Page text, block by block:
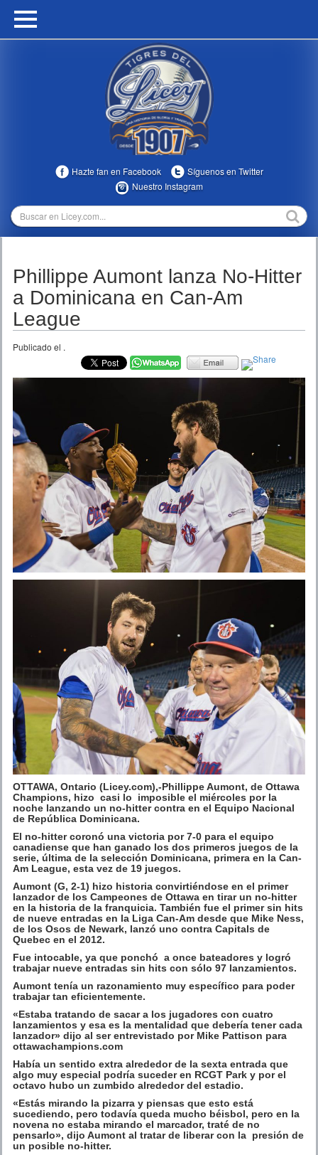
HOME
MULTIMEDIA
TEMPORADAS
Hazte fan en Facebook
Síguenos en Twitter
Nuestro Instagram
Phillippe Aumont lanza No-Hitter
a Dominicana en Can-Am
League
Publicado el .
OTTAWA, Ontario (Licey.com),-Phillippe Aumont, de Ottawa
Champions, hizo casi lo imposible el miércoles por la
noche lanzando un no-hitter contra en el Equipo Nacional
de República Dominicana.
El no-hitter coronó una victoria por 7-0 para el equipo
canadiense que han ganado los dos primeros juegos de la
serie, última de la selección Dominicana, primera en la Can-
Am League, esta vez de 19 juegos.
Aumont (G, 2-1) hizo historia convirtiéndose en el primer
lanzador de los Campeones de Ottawa en tirar un no-hitter
en la historia de la franquicia. También fue el primer sin hits
de nueve entradas en la Liga Can-Am desde que Mike Ness,
de los Osos de Newark, lanzó uno contra Capitals de
Quebec en el 2012.
Fue intocable, ya que ponchó a once bateadores y logró
trabajar nueve entradas sin hits con sólo 97 lanzamientos.
Aumont tenía un razonamiento muy específico para poder
trabajar tan eficientemente.
«Estaba tratando de sacar a los jugadores con cuatro
lanzamientos y esa es la mentalidad que debería tener cada
lanzador» dijo al ser entrevistado por Mike Pattison para
ottawachampions.com
Había un sentido extra alrededor de la sexta entrada que
algo muy especial podría suceder en RCGT Park y por el
octavo hubo un zumbido alrededor del estadio.
«Estás mirando la pizarra y piensas que esto está
sucediendo, pero todavía queda mucho béisbol, pero en la
novena no estaba mirando el marcador, traté de no
pensarlo», dijo Aumont al tratar de liberar con la presión de
un posible no-hitter.